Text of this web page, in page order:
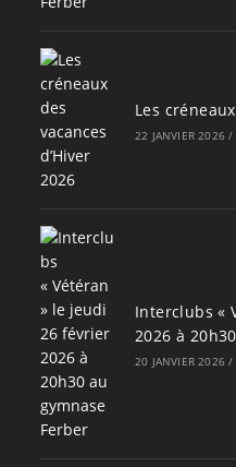
Les
22 JANVIER 2026 /
Interclubs «
2026 à
20 JANVIER 2026 /